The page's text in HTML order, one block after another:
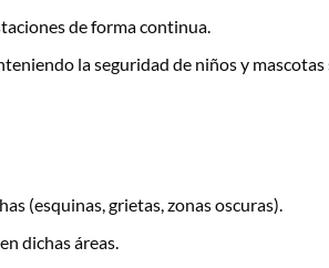
de forma continua.
la seguridad de niños y
(esquinas, grietas, zonas oscuras).
dichas áreas.